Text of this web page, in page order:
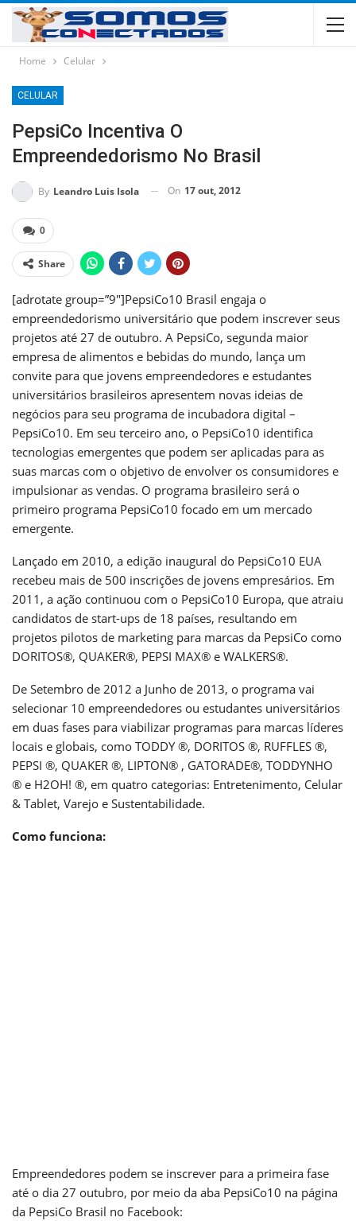
Home Celular
CELULAR
PepsiCo Incentiva O
Empreendedorismo No Brasil
By Leandro Luis Isola On 17 out, 2012
0
Share
[adrotate group=”9″]PepsiCo10 Brasil engaja o
empreendedorismo universitário que podem inscrever seus
projetos até 27 de outubro. A PepsiCo, segunda maior
empresa de alimentos e bebidas do mundo, lança um
convite para que jovens empreendedores e estudantes
universitários brasileiros apresentem novas ideias de
negócios para seu programa de incubadora digital –
PepsiCo10. Em seu terceiro ano, o PepsiCo10 identifica
tecnologias emergentes que podem ser aplicadas para as
suas marcas com o objetivo de envolver os consumidores e
impulsionar as vendas. O programa brasileiro será o
primeiro programa PepsiCo10 focado em um mercado
emergente.
Lançado em 2010, a edição inaugural do PepsiCo10 EUA
recebeu mais de 500 inscrições de jovens empresários. Em
2011, a ação continuou com o PepsiCo10 Europa, que atraiu
candidatos de start-ups de 18 países, resultando em
projetos pilotos de marketing para marcas da PepsiCo como
DORITOS®, QUAKER®, PEPSI MAX® e WALKERS®.
De Setembro de 2012 a Junho de 2013, o programa vai
selecionar 10 empreendedores ou estudantes universitários
em duas fases para viabilizar programas para marcas líderes
locais e globais, como TODDY ®, DORITOS ®, RUFFLES ®,
PEPSI ®, QUAKER ®, LIPTON® , GATORADE®, TODDYNHO
® e H2OH! ®, em quatro categorias: Entretenimento, Celular
& Tablet, Varejo e Sustentabilidade.
Como funciona:
Empreendedores podem se inscrever para a primeira fase
até o dia 27 outubro, por meio da aba PepsiCo10 na página
da PepsiCo Brasil no Facebook: